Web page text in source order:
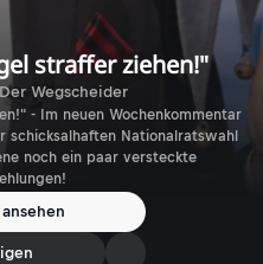
straffer ziehen!"
Der Wegscheider
- Im neuen Wochenkommentar
Nationalratswahl
noch ein paar versteckte